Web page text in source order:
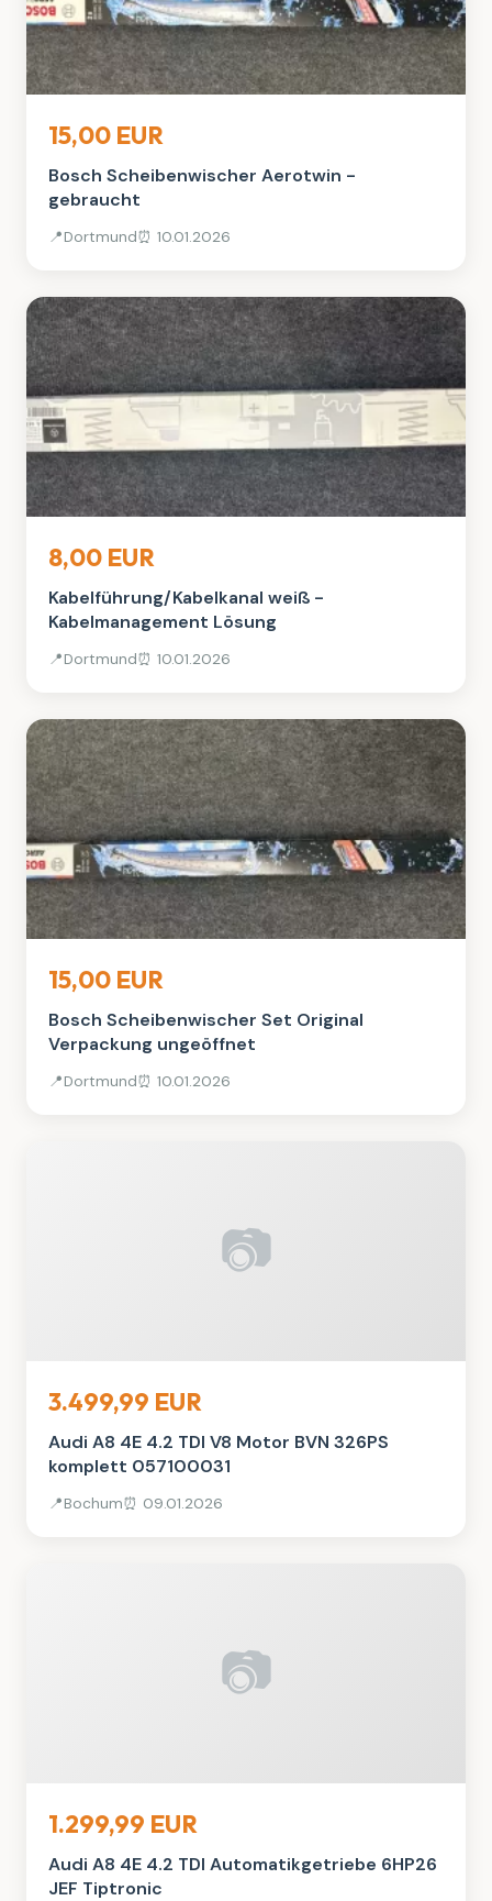
15,00 EUR
Bosch Scheibenwischer Aerotwin -
gebraucht
📍Dortmund⏰ 10.01.2026
8,00 EUR
Kabelführung/Kabelkanal weiß -
Kabelmanagement Lösung
📍Dortmund⏰ 10.01.2026
15,00 EUR
Bosch Scheibenwischer Set Original
Verpackung ungeöffnet
📍Dortmund⏰ 10.01.2026
📷
3.499,99 EUR
Audi A8 4E 4.2 TDI V8 Motor BVN 326PS
komplett 057100031
📍Bochum⏰ 09.01.2026
📷
1.299,99 EUR
Audi A8 4E 4.2 TDI Automatikgetriebe 6HP26
JEF Tiptronic